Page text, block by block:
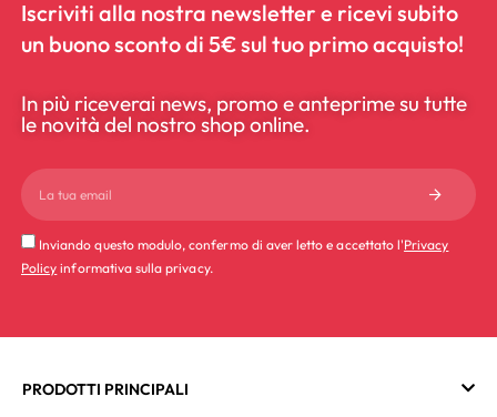
Iscriviti alla nostra newsletter e ricevi subito
un buono sconto di 5€ sul tuo primo acquisto!
In più riceverai news, promo e anteprime su tutte
le novità del nostro shop online.
Inviando questo modulo, confermo di aver letto e accettato l'Privacy
Policy informativa sulla privacy.
PRODOTTI PRINCIPALI